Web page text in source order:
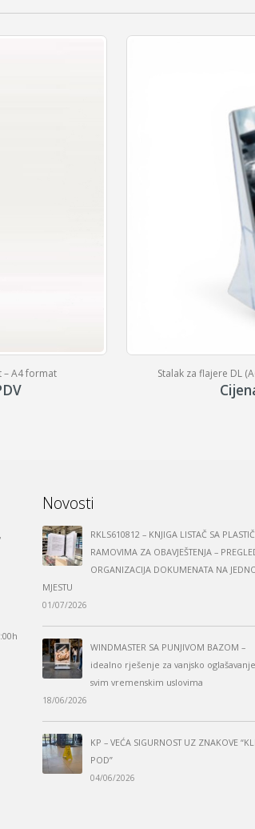
za vizit karte Zidni stalak za
Novosti
RKLS610812 – KNJIGA LISTAČ SA
RAMOVIMA ZA OBAVJEŠTENJA –
ORGANIZACIJA DOKUMENATA NA
MJESTU
01/07/2026
WINDMASTER SA PUNJIVOM BAZOM –
idealno rješenje za vanjsko
svim vremenskim uslovima
18/06/2026
KP – VEĆA SIGURNOST UZ ZNAKOVE
POD”
04/06/2026